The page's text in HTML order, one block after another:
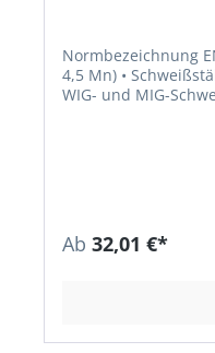
Normbezeichnung EN ISO 18273: S Al 5183 (AI Mg
4,5 Mn) • Schweißstäbe und Drahtelektroden zum
WIG- und MIG-
Ab 32,01 €*